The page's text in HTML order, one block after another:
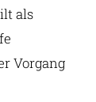
als
Vorgang